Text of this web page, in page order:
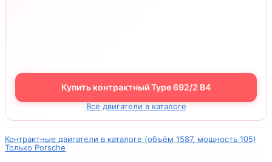
Купить контрактный Type 692/2 B4
Все двигатели в каталоге
Контрактные двигатели в каталоге (объём 1587, мощность 105)
Только Porsche